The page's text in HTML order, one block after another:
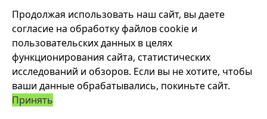
б) организационные мероприятия, включающие в себя
распределение обязанностей в сфере охраны труда между
должностными лицами работодателя и назначение лиц,
ответственных за организацию и безопасное проведение
работ на высоте; лицо, ответственное за безопасную
эксплуатацию подвесной подъемной люльки (далее -
Продолжая использовать наш сайт, вы даете
согласие на обработку файлов cookie и
пользовательских данных в целях
функционирования сайта, статистических
исследований и обзоров. Если вы не хотите, чтобы
ваши данные обрабатывались, покиньте сайт.
Принять